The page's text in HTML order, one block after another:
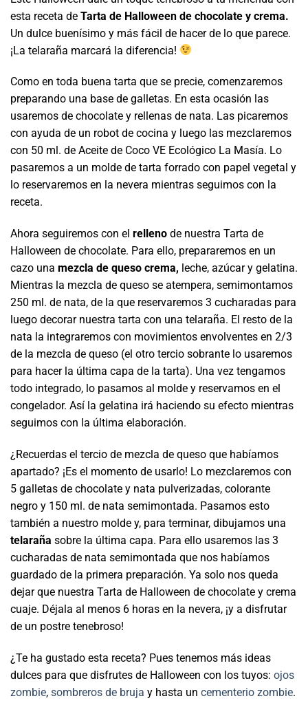
esta receta de Tarta de Halloween de chocolate y crema.
Un dulce buenísimo y más fácil de hacer de lo que parece.
¡La telaraña marcará la diferencia!
Como en toda buena tarta que se precie, comenzaremos
preparando una base de galletas. En esta ocasión las
usaremos de chocolate y rellenas de nata. Las picaremos
con ayuda de un robot de cocina y luego las mezclaremos
con 50 ml. de Aceite de Coco VE Ecológico La Masía. Lo
pasaremos a un molde de tarta forrado con papel vegetal y
lo reservaremos en la nevera mientras seguimos con la
receta.
Ahora seguiremos con el relleno de nuestra Tarta de
Halloween de chocolate. Para ello, prepararemos en un
cazo una mezcla de queso crema, leche, azúcar y gelatina.
Mientras la mezcla de queso se atempera, semimontamos
250 ml. de nata, de la que reservaremos 3 cucharadas para
luego decorar nuestra tarta con una telaraña. El resto de la
nata la integraremos con movimientos envolventes en 2/3
de la mezcla de queso (el otro tercio sobrante lo usaremos
para hacer la última capa de la tarta). Una vez tengamos
todo integrado, lo pasamos al molde y reservamos en el
congelador. Así la gelatina irá haciendo su efecto mientras
seguimos con la última elaboración.
¿Recuerdas el tercio de mezcla de queso que habíamos
apartado? ¡Es el momento de usarlo! Lo mezclaremos con
5 galletas de chocolate y nata pulverizadas, colorante
negro y 150 ml. de nata semimontada. Pasamos esto
también a nuestro molde y, para terminar, dibujamos una
telaraña sobre la última capa. Para ello usaremos las 3
cucharadas de nata semimontada que nos habíamos
guardado de la primera preparación. Ya solo nos queda
dejar que nuestra Tarta de Halloween de chocolate y crema
cuaje. Déjala al menos 6 horas en la nevera, ¡y a disfrutar
de un postre tenebroso!
¿Te ha gustado esta receta? Pues tenemos más ideas
dulces para que disfrutes de Halloween con los tuyos: ojos
zombie, sombreros de bruja y hasta un cementerio zombie.